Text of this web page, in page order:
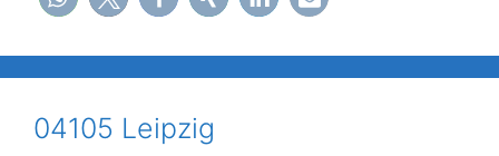
04105 Leipzig